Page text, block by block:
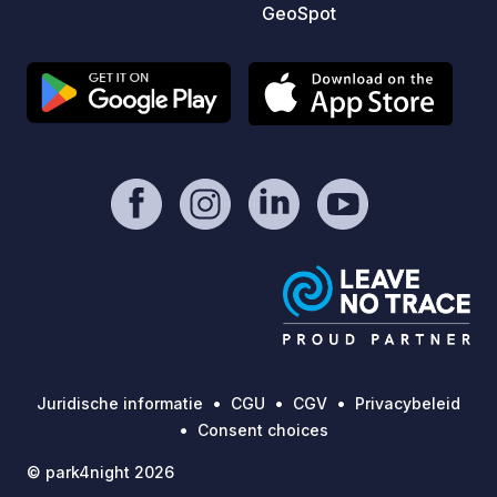
GeoSpot
Juridische informatie CGU CGV
Privacybeleid
Consent choices
© park4night 2026